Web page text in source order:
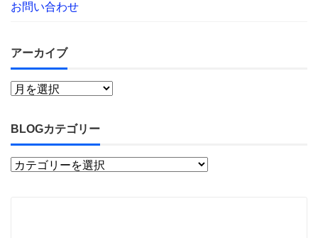
お問い合わせ
アーカイブ
BLOGカテゴリー